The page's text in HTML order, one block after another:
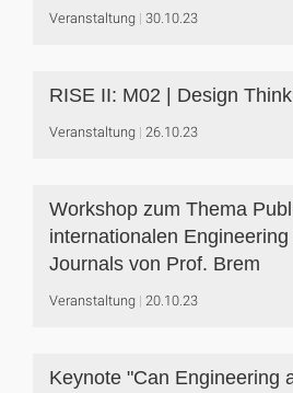
Veranstaltung 30.10.23
RISE II: M02 | Design
Veranstaltung 26.10.23
Workshop zum Thema
internationalen
Journals von Prof. Brem
Veranstaltung 20.10.23
Keynote "Can Engineering